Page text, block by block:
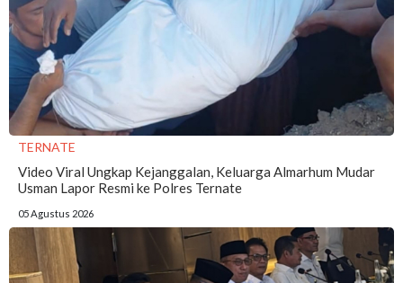
TERNATE
Video Viral Ungkap Kejanggalan, Keluarga Almarhum Mudar
Usman Lapor Resmi ke Polres Ternate
05 Agustus 2026